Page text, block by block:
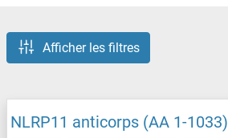
Afficher les filtres
NLRP11 anticorps (AA 1-1033)